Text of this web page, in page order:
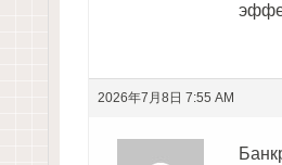
2026年7月8日 7:55 AM